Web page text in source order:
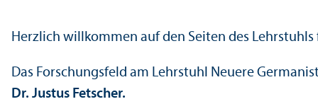
Herzlich willkommen auf den Seiten des
Das Forschungs­feld am Lehr­stuhl Neuere
Dr. Justus Fetscher.